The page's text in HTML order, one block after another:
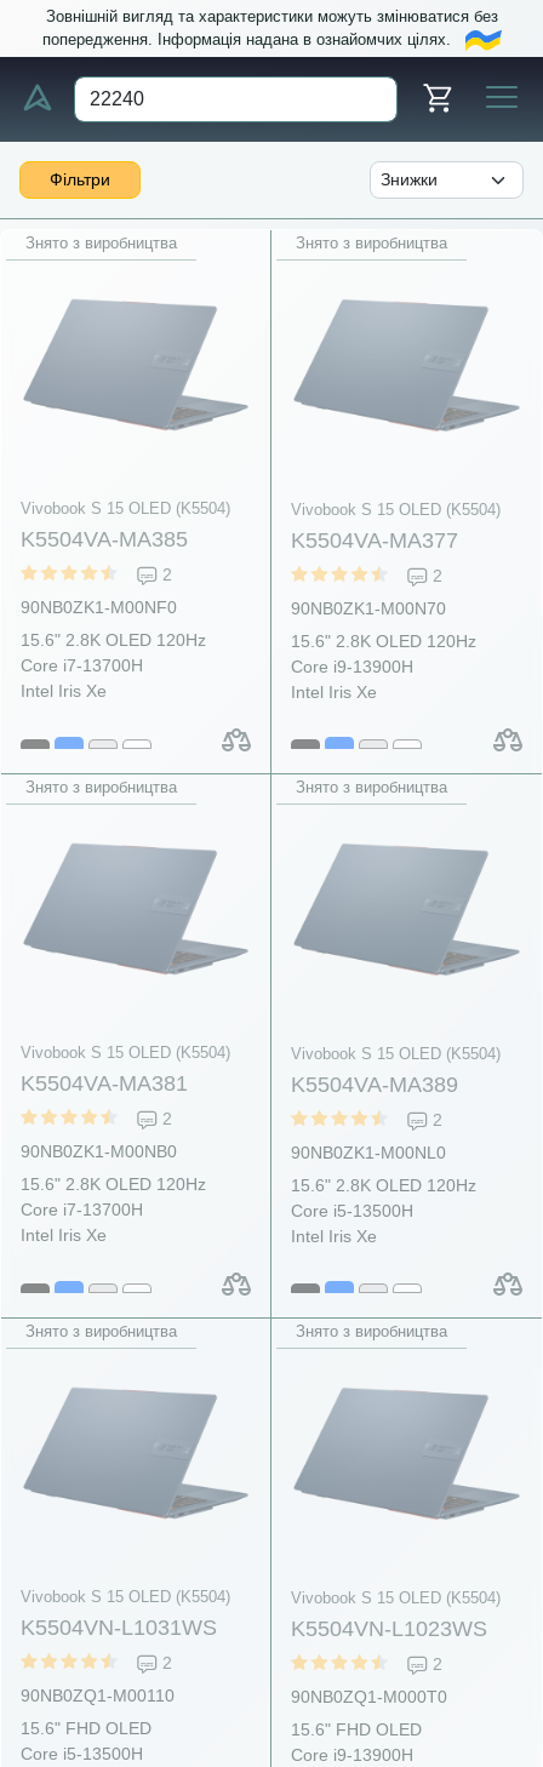
Зовнішній вигляд та характеристики можуть змінюватися без
попередження. Інформація надана в ознайомчих цілях.
Фільтри
Знято з виробництва
Vivobook S 15 OLED (K5504)
K5504VA-MA385
2
90NB0ZK1-M00NF0
15.6" 2.8K OLED 120Hz
Core i7-13700H
Intel Iris Xe
Знято з виробництва
Vivobook S 15 OLED (K5504)
K5504VA-MA377
2
90NB0ZK1-M00N70
15.6" 2.8K OLED 120Hz
Core i9-13900H
Intel Iris Xe
Знято з виробництва
Vivobook S 15 OLED (K5504)
K5504VA-MA381
2
90NB0ZK1-M00NB0
15.6" 2.8K OLED 120Hz
Core i7-13700H
Intel Iris Xe
Знято з виробництва
Vivobook S 15 OLED (K5504)
K5504VA-MA389
2
90NB0ZK1-M00NL0
15.6" 2.8K OLED 120Hz
Core i5-13500H
Intel Iris Xe
Знято з виробництва
Vivobook S 15 OLED (K5504)
K5504VN-L1031WS
2
90NB0ZQ1-M00110
15.6" FHD OLED
Core i5-13500H
Знято з виробництва
Vivobook S 15 OLED (K5504)
K5504VN-L1023WS
2
90NB0ZQ1-M000T0
15.6" FHD OLED
Core i9-13900H